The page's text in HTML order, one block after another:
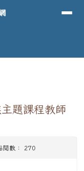
學校全球資
題課程教師
閱數： 270